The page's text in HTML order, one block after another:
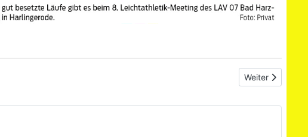
Nächster
Weiter